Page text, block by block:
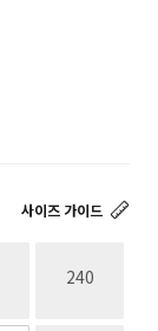
사이즈 가이드
고없음 240재고없음